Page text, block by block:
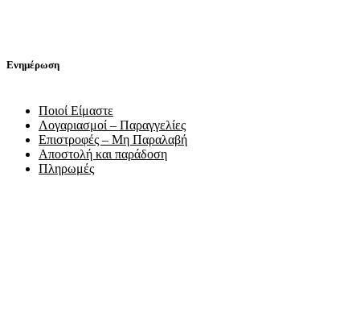
Ενημέρωση
Ποιοί Είμαστε
Λογαριασμοί – Παραγγελίες
Επιστροφές – Μη Παραλαβή
Αποστολή και παράδοση
Πληρωμές